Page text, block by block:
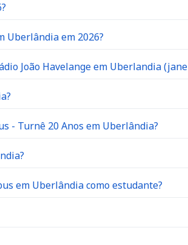
Uberlândia em 2026?
João Havelange em Uberlandia
- Turnê 20 Anos em Uberlândia?
em Uberlândia como estudante?